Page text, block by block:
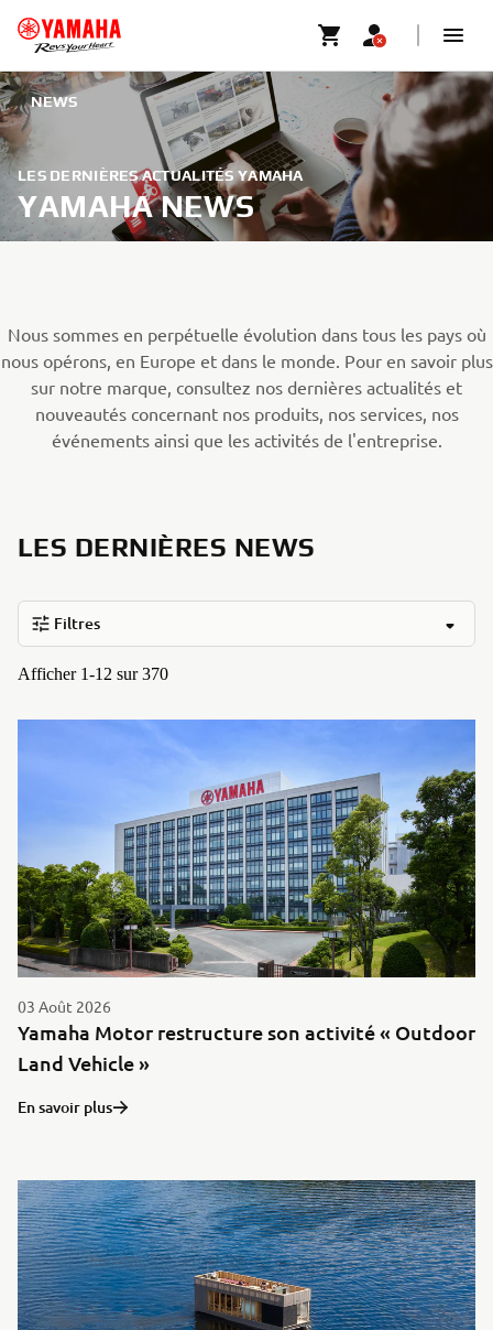
NEWS
LES DERNIÈRES ACTUALITÉS YAMAHA
YAMAHA NEWS
Nous sommes en perpétuelle évolution dans tous les pays où
nous opérons, en Europe et dans le monde. Pour en savoir plus
sur notre marque, consultez nos dernières actualités et
nouveautés concernant nos produits, nos services, nos
événements ainsi que les activités de l'entreprise.
LES DERNIÈRES NEWS
Filtres
Afficher 1-12 sur 370
03 Août 2026
Yamaha Motor restructure son activité « Outdoor
Land Vehicle »
En savoir plus